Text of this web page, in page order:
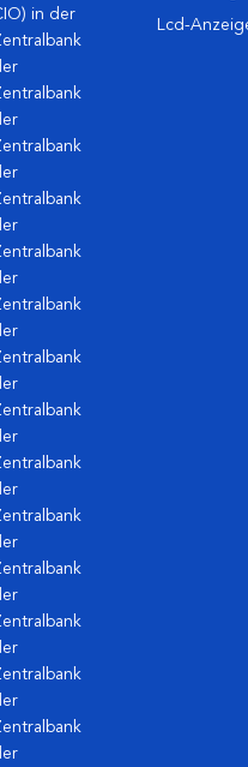
in der
TFT LCDs
Lcd-